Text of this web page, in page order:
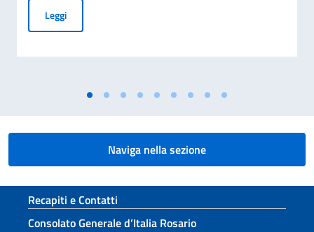
LeggiGiornata Nazionale del Sacrificio del Lavoro Italiano nel
Naviga nella sezione
Sezione footer
Recapiti e Contatti
Consolato Generale d’Italia Rosario